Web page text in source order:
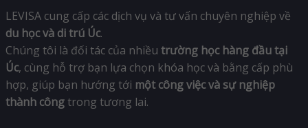
LEVISA cung cấp các dịch vụ và tư vấn chuyên nghiệp về
du học và di trú Úc.
Chúng tôi là đối tác của nhiều trường học hàng đầu tại
Úc, cùng hỗ trợ bạn lựa chọn khóa học và bằng cấp phù
hợp, giúp bạn hướng tới một công việc và sự nghiệp
thành công trong tương lai.